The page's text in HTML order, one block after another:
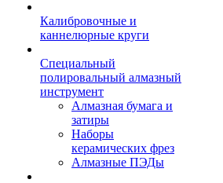
Калибровочные и
каннелюрные круги
Специальный
полировальный алмазный
инструмент
Алмазная бумага и
затиры
Наборы
керамических фрез
Алмазные ПЭДы